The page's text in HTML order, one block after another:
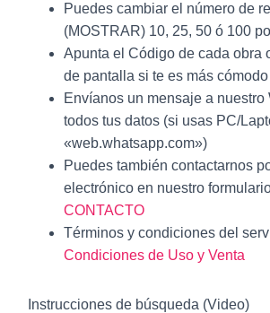
Puedes cambiar el número de
(MOSTRAR) 10, 25, 50 ó 100
Apunta el Código de cada obra
de pantalla si te es más cómodo
Envíanos un mensaje a nuestro
todos tus datos (si usas PC/
«web.whatsapp.com»)
Puedes también contactarnos
electrónico en nuestro
CONTACTO
Términos y condiciones del
Condiciones de Uso y Venta
Instrucciones de búsqueda (Video)